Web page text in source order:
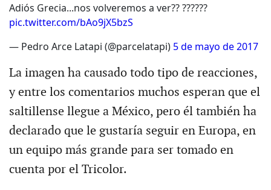
Adiós Grecia...nos volveremos a ver?? ??????
pic.twitter.com/bAo9jX5bzS
— Pedro Arce Latapi (@parcelatapi) 5 de mayo de 2017
La imagen ha causado todo tipo de reacciones,
y entre los comentarios muchos esperan que el
saltillense llegue a México, pero él también ha
declarado que le gustaría seguir en Europa, en
un equipo más grande para ser tomado en
cuenta por el Tricolor.